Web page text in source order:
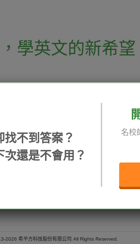
， 學英文的新希望
攻其不背
精選影片
2026 希平方科技股份有限公司 All Rights Reserved.
不到答案？
還是不會用？
名校